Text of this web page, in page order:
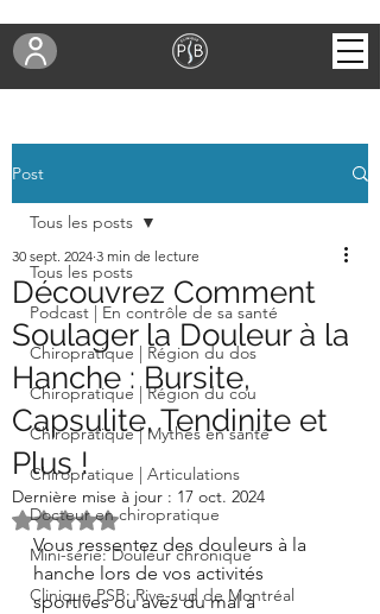
Post
Tous les posts
Podcast | En contrôle de sa santé
Chiropratique | Région du dos
Chiropratique | Région du cou
Chiropratique | Mythes en santé
Chiropratique | Articulations
Docteur en chiropratique
Mini-série: Douleur chronique
Clinique PSB: Rive-sud de Montréal
Tous les posts
Découvrez Comment
Soulager la Douleur à la
Hanche : Bursite,
Capsulite, Tendinite et
Plus !
30 sept. 2024 3 min de lecture
Dernière mise à jour : 17 oct. 2024
Noté NaN étoiles sur 5.
Vous ressentez des douleurs à la
hanche lors de vos activités
sportives ou avez du mal à